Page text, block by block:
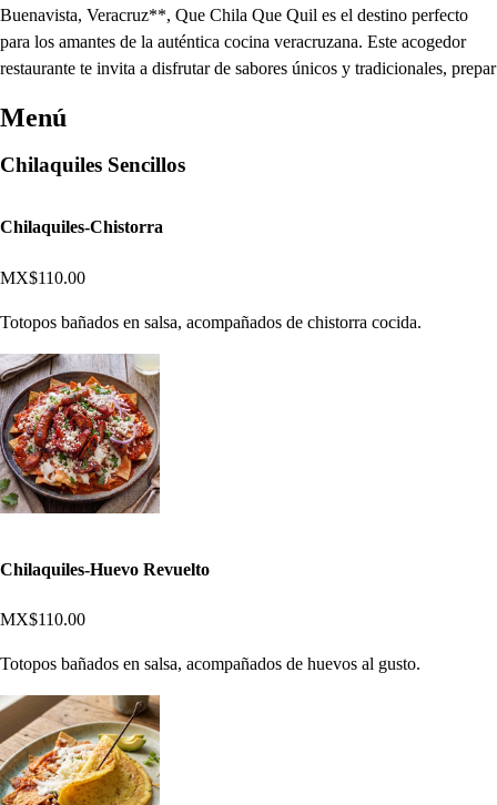
Buenavista, Veracruz**, Que Chila Que Quil es el destino perfecto
para los amantes de la auténtica cocina veracruzana. Este acogedor
restaurante te invita a disfrutar de sabores únicos y tradicionales, prepar
Menú
Chilaquiles Sencillos
Chilaquiles-Chistorra
MX$110.00
Totopos bañados en salsa, acompañados de chistorra cocida.
Chilaquiles-Huevo Revuelto
MX$110.00
Totopos bañados en salsa, acompañados de huevos al gusto.